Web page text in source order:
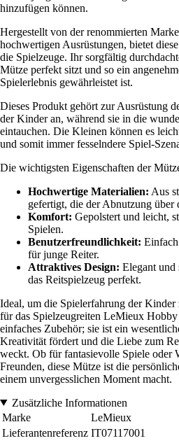
hinzufügen können.
Hergestellt von der renommierten
hochwertigen Ausrüstungen, bietet
die Spielzeuge. Ihr sorgfältig
Mütze perfekt sitzt und so ein
Spielerlebnis gewährleistet ist.
Dieses Produkt gehört zur Ausrüstung
der Kinder an, während sie in die
eintauchen. Die Kleinen können es
und somit immer fesselndere Spiel-
Die wichtigsten Eigenschaften der
Hochwertige Materialien: Aus
gefertigt, die der Abnutzung über
Komfort: Gepolstert und leicht,
Spielen.
Benutzerfreundlichkeit:
für junge Reiter.
Attraktives Design: Elegant und
das Reitspielzeug perfekt.
Ideal, um die Spielerfahrung der
für das Spielzeugreiten LeMieux
einfaches Zubehör; sie ist ein
Kreativität fördert und die Liebe zum
weckt. Ob für fantasievolle Spiele oder
Freunden, diese Mütze ist die
einem unvergesslichen Moment macht.
Zusätzliche Informationen
Marke
LeMieux
Lieferantenreferenz IT07117001